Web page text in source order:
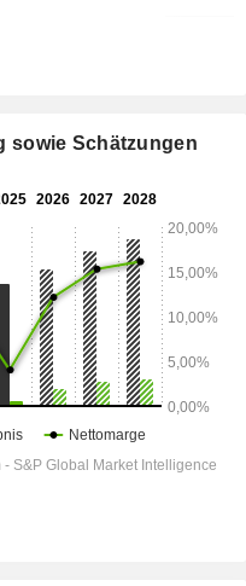
sowie Schätzungen